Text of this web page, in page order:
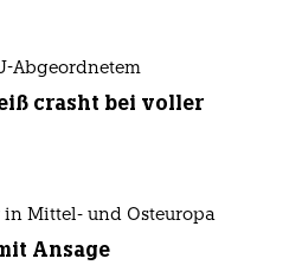
Abgeordnetem
crasht bei voller
Mittel- und Osteuropa
Ansage